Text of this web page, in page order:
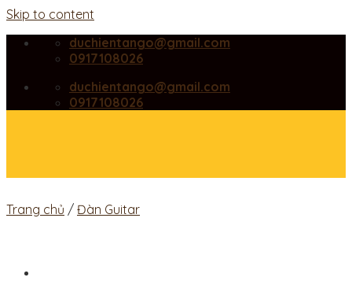
Skip to content
duchientango@gmail.com
0917108026
duchientango@gmail.com
0917108026
Trang chủ / Đàn Guitar